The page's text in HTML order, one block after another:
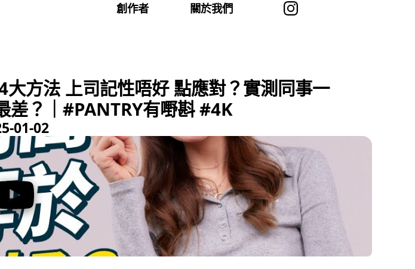
創作者 關於我們
方法 上司記性唔好 點應對？實測同事一
差？｜#PANTRY有嘢斟 #4K
01-02